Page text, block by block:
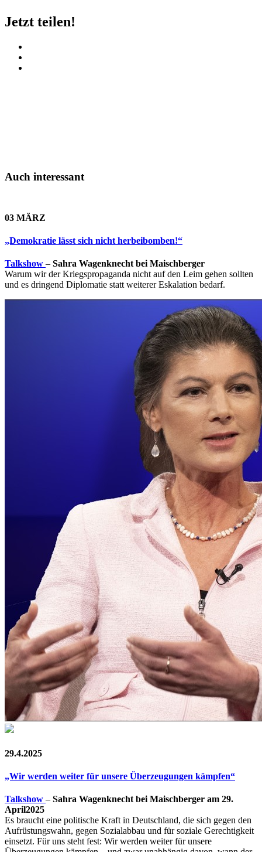
Jetzt teilen!
Auch interessant
03 MÄRZ
„Demokratie lässt sich nicht herbeibomben!“
Talkshow – Sahra Wagenknecht bei Maischberger
Warum wir der Kriegspropaganda nicht auf den Leim gehen sollten
und es dringend Diplomatie statt weiterer Eskalation bedarf.
29.4.2025
„Wir werden weiter für unsere Überzeugungen kämpfen“
Talkshow – Sahra Wagenknecht bei Maischberger am 29.
April2025
Es braucht eine politische Kraft in Deutschland, die sich gegen den
Aufrüstungswahn, gegen Sozialabbau und für soziale Gerechtigkeit
einsetzt. Für uns steht fest: Wir werden weiter für unsere